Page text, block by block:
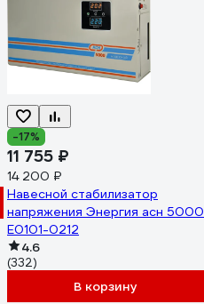
-17%
11 755 ₽
14 200 ₽
Навесной стабилизатор
напряжения Энергия асн 5000
Е0101-0212
4.6
(332)
В корзину